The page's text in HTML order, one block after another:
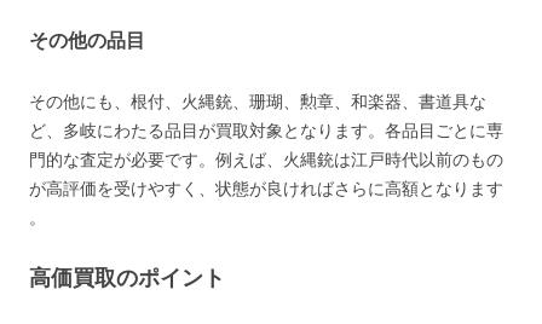
その他の品目
その他にも、根付、火縄銃、珊瑚、勲章、和楽器、書道具な
ど、多岐にわたる品目が買取対象となります。各品目ごとに専
門的な査定が必要です。例えば、火縄銃は江戸時代以前のもの
が高評価を受けやすく、状態が良ければさらに高額となります​​​​​​​​​​​​
。
高価買取のポイント